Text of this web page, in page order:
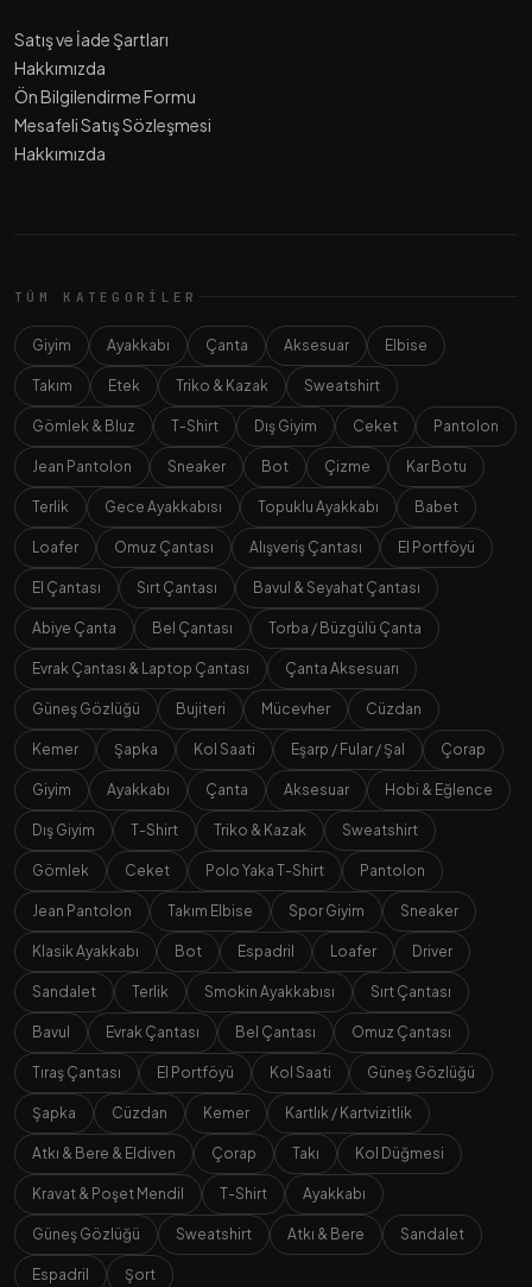
Satış ve İade Şartları
Hakkımızda
Ön Bilgilendirme Formu
Mesafeli Satış Sözleşmesi
Hakkımızda
TÜM KATEGORILER
Giyim Ayakkabı Çanta Aksesuar Elbise
Takım Etek Triko & Kazak Sweatshirt
Gömlek & Bluz T-Shirt Dış Giyim Ceket Pantolon
Jean Pantolon Sneaker Bot Çizme Kar Botu
Terlik Gece Ayakkabısı Topuklu Ayakkabı Babet
Loafer Omuz Çantası Alışveriş Çantası El Portföyü
El Çantası Sırt Çantası Bavul & Seyahat Çantası
Abiye Çanta Bel Çantası Torba / Büzgülü Çanta
Evrak Çantası & Laptop Çantası Çanta Aksesuarı
Güneş Gözlüğü Bujiteri Mücevher Cüzdan
Kemer Şapka Kol Saati Eşarp / Fular / Şal Çorap
Giyim Ayakkabı Çanta Aksesuar Hobi & Eğlence
Dış Giyim T-Shirt Triko & Kazak Sweatshirt
Gömlek Ceket Polo Yaka T-Shirt Pantolon
Jean Pantolon Takım Elbise Spor Giyim Sneaker
Klasik Ayakkabı Bot Espadril Loafer Driver
Sandalet Terlik Smokin Ayakkabısı Sırt Çantası
Bavul Evrak Çantası Bel Çantası Omuz Çantası
Tıraş Çantası El Portföyü Kol Saati Güneş Gözlüğü
Şapka Cüzdan Kemer Kartlık / Kartvizitlik
Atkı & Bere & Eldiven Çorap Takı Kol Düğmesi
Kravat & Poşet Mendil T-Shirt Ayakkabı
Güneş Gözlüğü Sweatshirt Atkı & Bere Sandalet
Espadril Şort